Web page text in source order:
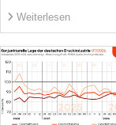
Weiterlesen